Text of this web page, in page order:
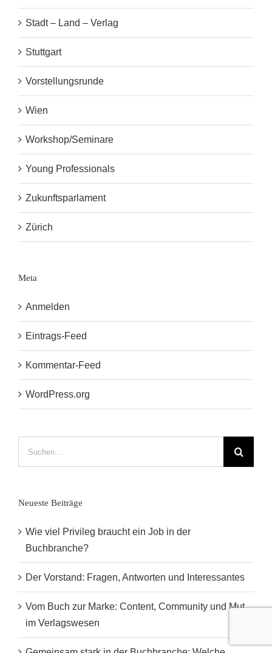
Stadt – Land – Verlag
Stuttgart
Vorstellungsrunde
Wien
Workshop/Seminare
Young Professionals
Zukunftsparlament
Zürich
Meta
Anmelden
Eintrags-Feed
Kommentar-Feed
WordPress.org
Neueste Beiträge
Wie viel Privileg braucht ein Job in der
Buchbranche?
Der Vorstand: Fragen, Antworten und Interessantes
Vom Buch zur Marke: Content, Community und Mut
im Verlagswesen